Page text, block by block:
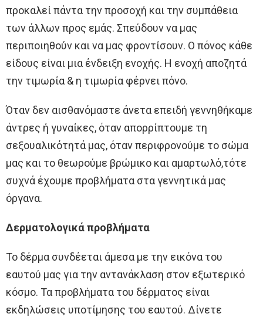
προκαλεί πάντα την προσοχή και την συμπάθεια
των άλλων προς εμάς. Σπεύδουν να μας
περιποιηθούν και να μας φροντίσουν. Ο πόνος κάθε
είδους είναι μια ένδειξη ενοχής. Η ενοχή αποζητά
την τιμωρία & η τιμωρία φέρνει πόνο.
Όταν δεν αισθανόμαστε άνετα επειδή γεννηθήκαμε
άντρες ή γυναίκες, όταν απορρίπτουμε τη
σεξουαλικότητά μας, όταν περιφρονούμε το σώμα
μας και το θεωρούμε βρώμικο και αμαρτωλό,τότε
συχνά έχουμε προβλήματα στα γεννητικά μας
όργανα.
Δερματολογικά προβλήματα
Το δέρμα συνδέεται άμεσα με την εικόνα του
εαυτού μας για την αντανάκλαση στον εξωτερικό
κόσμο. Τα προβλήματα του δέρματος είναι
εκδηλώσεις υποτίμησης του εαυτού. Δίνετε